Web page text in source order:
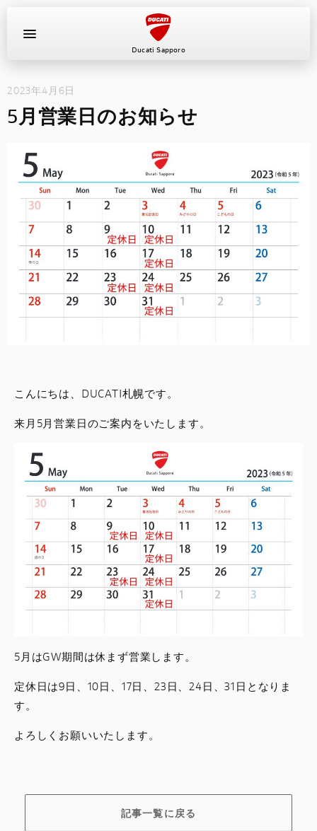
Ducati Sapporo
イベント
キャンペーン
ショールーム
新車
ニュース
DUCATI OWNER’S CLUB
アパレル
コンフィギュレーター
お支払いシミュレーション
お問合せ
2023年4月6日
5月営業日のお知らせ
こんにちは、DUCATI札幌です。
来月5月営業日のご案内をいたします。
5月はGW期間は休まず営業します。
定休日は9日、10日、17日、23日、24日、31日となりま
す。
よろしくお願いいたします。
記事一覧に戻る